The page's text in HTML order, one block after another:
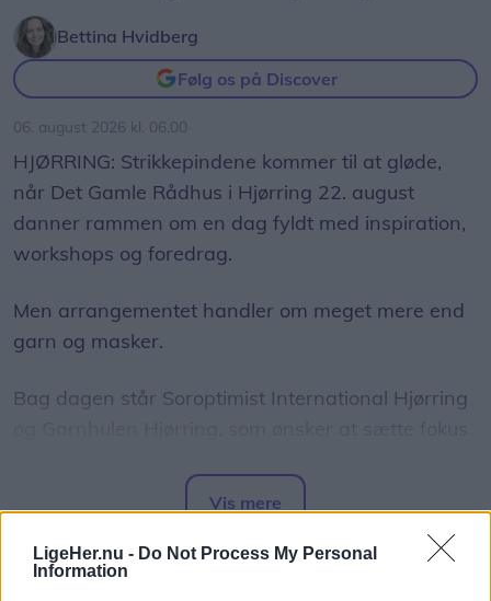
LigeHer.nu - Do Not Process My Personal
Information
Bettina Hvidberg
Følg os på Discover
06. august 2026 kl. 06.00
HJØRRING: Strikkepindene kommer til at gløde,
når Det Gamle Rådhus i Hjørring 22. august
danner rammen om en dag fyldt med inspiration,
workshops og foredrag.
Men arrangementet handler om meget mere end
garn og masker.
Bag dagen står Soroptimist International Hjørring
til at styrke den mentale sundhed og skabe nye
relationer.
- Strik handler ikke kun om det færdige resultat.
Vis mere
Del artikel